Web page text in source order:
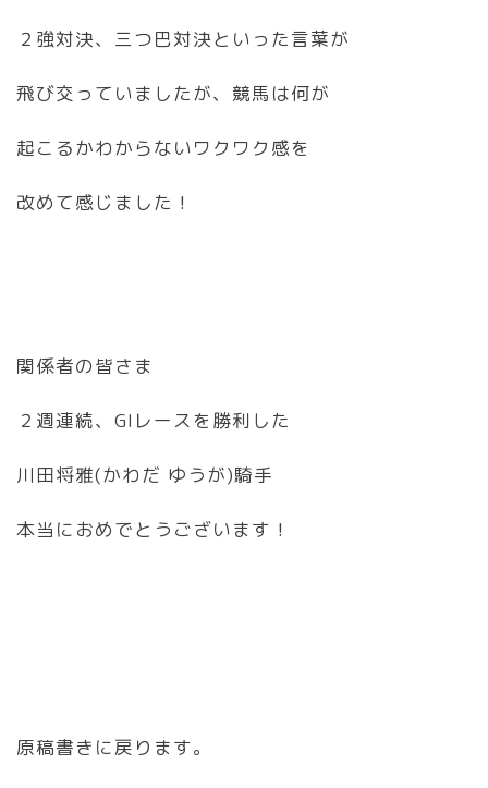
２強対決、三つ巴対決といった言葉が
飛び交っていましたが、競馬は何が
起こるかわからないワクワク感を
改めて感じました！
関係者の皆さま
２週連続、GIレースを勝利した
川田将雅(かわだ ゆうが)騎手
本当におめでとうございます！
原稿書きに戻ります。